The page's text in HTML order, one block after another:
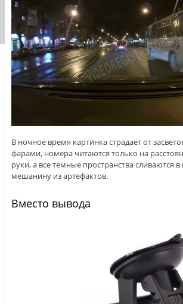
В ночное время картинка страдает от
фарами, номера читаются только на
руки, а все темные пространства сливаются
мешанину из артефактов.
Вместо вывода